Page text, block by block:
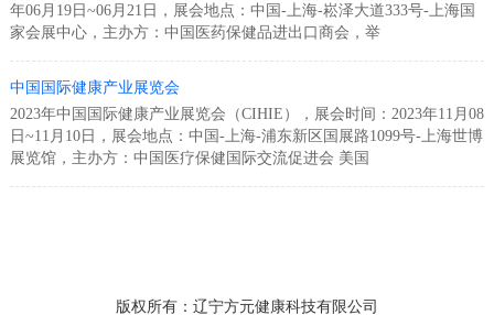
年06月19日~06月21日，展会地点：中国-上海-崧泽大道333号-上海国
家会展中心，主办方：中国医药保健品进出口商会，举
中国国际健康产业展览会
2023年中国国际健康产业展览会（CIHIE），展会时间：2023年11月08
日~11月10日，展会地点：中国-上海-浦东新区国展路1099号-上海世博
展览馆，主办方：中国医疗保健国际交流促进会 美国
版权所有：辽宁方元健康科技有限公司